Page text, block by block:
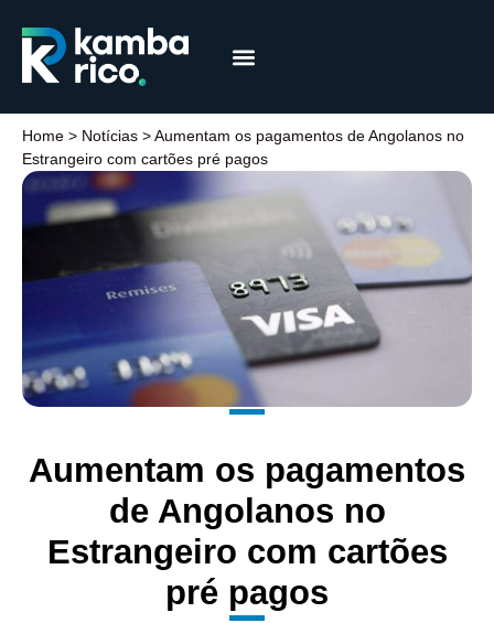
Home > Notícias >Aumentam os pagamentos de Angolanos no
Estrangeiro com cartões pré pagos
Aumentam os pagamentos
de Angolanos no
Estrangeiro com cartões
pré pagos